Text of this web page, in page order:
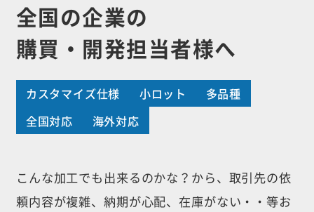
全国の企業の
購買・開発担当者様へ
カスタマイズ仕様 小ロット
多品種
全国対応
海外対応
こんな加工でも出来るのかな？から、取引先の依
頼内容が複雑、納期が心配、 在庫がない・・等お